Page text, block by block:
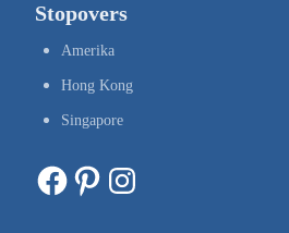
Stopovers
Amerika
Hong Kong
Singapore
Facebook Pinterest Instagram